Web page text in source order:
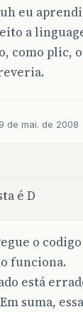
eu
a
como plic,
de mai. de 2008
é D
o
funciona.
está
suma,